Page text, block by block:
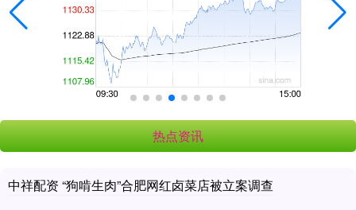
热点资讯
中祥配资 “狗啃生肉”合肥网红卤菜店被立案调查